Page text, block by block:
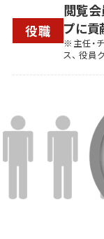
役職
閲覧
プに貢
※主任・
ス、 役員